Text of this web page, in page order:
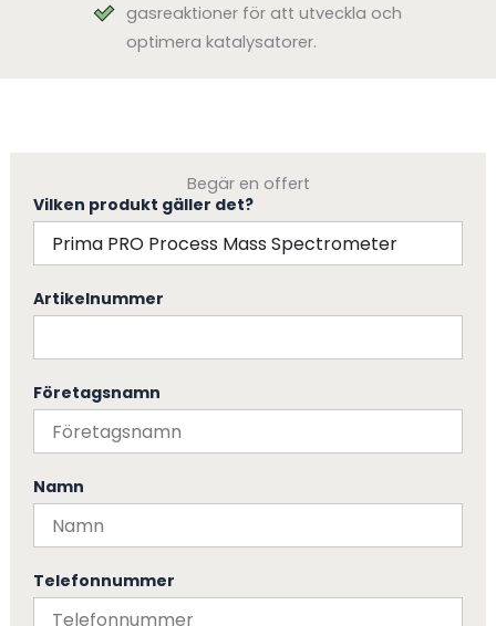
gasreaktioner för att utveckla och
optimera katalysatorer.
Begär en offert
Vilken produkt gäller det?
Artikelnummer
Företagsnamn
Namn
Telefonnummer